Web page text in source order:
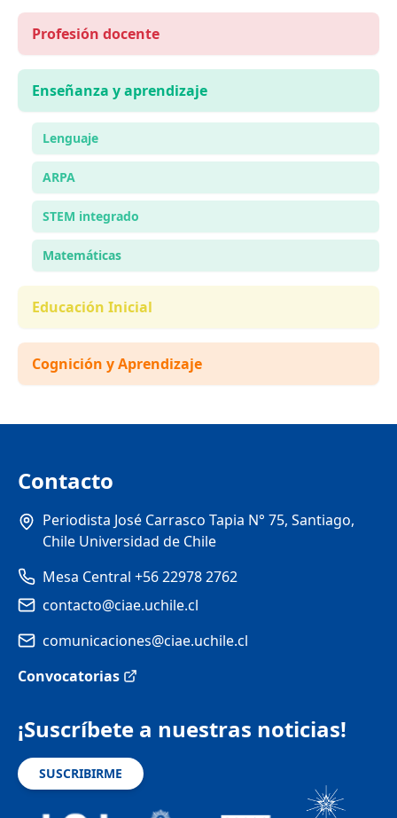
Profesión docente
Enseñanza y aprendizaje
Lenguaje
ARPA
STEM integrado
Matemáticas
Educación Inicial
Cognición y Aprendizaje
Contacto
Periodista José Carrasco Tapia N° 75, Santiago,
Chile Universidad de Chile
Mesa Central +56 22978 2762
contacto@ciae.uchile.cl
comunicaciones@ciae.uchile.cl
Convocatorias
¡Suscríbete a nuestras noticias!
SUSCRIBIRME